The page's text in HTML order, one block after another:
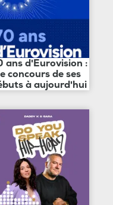
ans d'Eurovision :
concours de ses
à aujourd'hui